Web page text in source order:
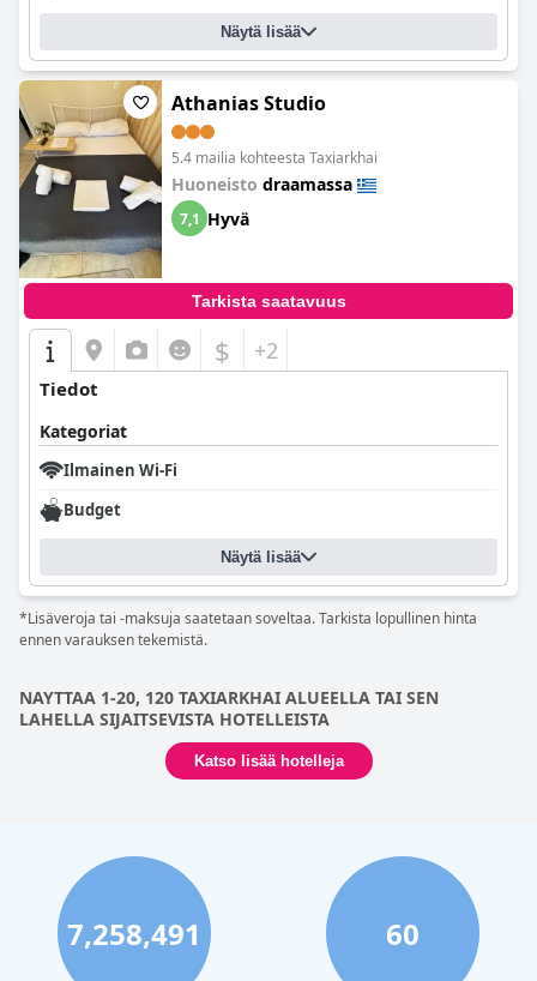
arvostelijat ovat kehuneet siisteyttä sanoilla "uusi", "täydellisen
puhdas" ja "uskomattoman puhdas". Myös isäntiä on kehuttu
ystävällisyydestään, ja kaunis näköala on tehnyt vaikutuksen
moniin vieraisiin. Kaiken kaikkiaan
Apartment Ori
erinomainen valinta niille, jotka etsivät puhdasta, viihtyisää ja
turvallista majoitusta.
Näytä lisää
Athanias Studio
5.4 mailia kohteesta Taxiarkhai
Huoneisto draamassa
7,1 Hyvä
Tarkista saatavuus
$ +2
Tiedot
Kategoriat
Ilmainen Wi-Fi
Budget
Näytä lisää
*Lisäveroja tai -maksuja saatetaan soveltaa. Tarkista lopullinen hinta
ennen varauksen tekemistä.
NAYTTAA 1-20, 120 TAXIARKHAI ALUEELLA TAI SEN
LAHELLA SIJAITSEVISTA HOTELLEISTA
Katso lisää hotelleja
7,258,491 60